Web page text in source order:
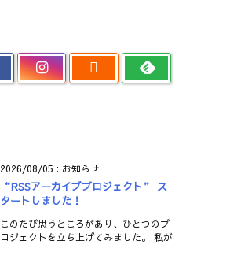

2026/08/05 : お知らせ
“RSSアーカイブプロジェクト” ス
タートしました！
このたび思うところがあり、ひとつのプ
ロジェクトを立ち上げてみました。 私が